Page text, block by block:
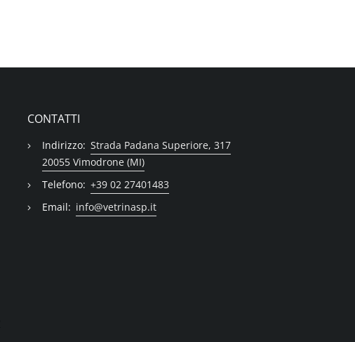
CONTATTI
Indirizzo: Strada Padana Superiore, 317
20055 Vimodrone (MI)
Telefono: +39 02 27401483
Email: info@vetrinasp.it